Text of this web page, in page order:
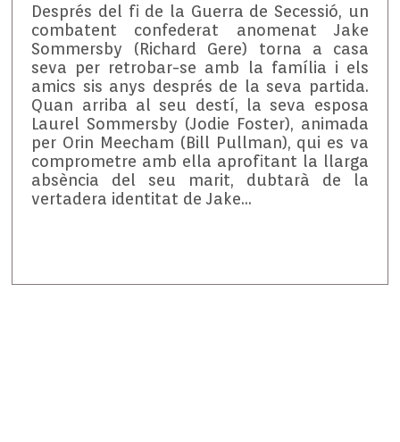
Després del fi de la Guerra de Secessió, un
combatent confederat anomenat Jake
Sommersby (Richard Gere) torna a casa
seva per retrobar-se amb la família i els
amics sis anys després de la seva partida.
Quan arriba al seu destí, la seva esposa
Laurel Sommersby (Jodie Foster), animada
per Orin Meecham (Bill Pullman), qui es va
comprometre amb ella aprofitant la llarga
absència del seu marit, dubtarà de la
vertadera identitat de Jake…